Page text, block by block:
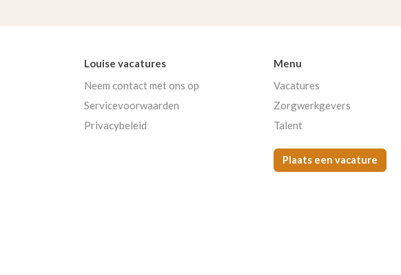
Louise vacatures
Neem contact met ons op
Servicevoorwaarden
Privacybeleid
Menu
Vacatures
Zorgwerkgevers
Talent
Plaats een vacature